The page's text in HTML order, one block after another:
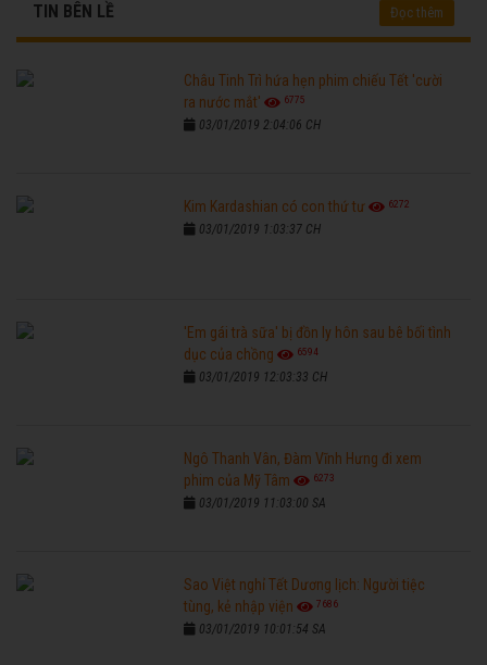
TIN BÊN LỀ Đọc thêm
Châu Tinh Trì hứa hẹn phim chiếu Tết 'cười
ra nước mắt'
6775
03/01/2019 2:04:06 CH
Kim Kardashian có con thứ tư 6272
03/01/2019 1:03:37 CH
'Em gái trà sữa' bị đồn ly hôn sau bê bối tình
dục của chồng
6594
03/01/2019 12:03:33 CH
Ngô Thanh Vân, Đàm Vĩnh Hưng đi xem
phim của Mỹ Tâm
6273
03/01/2019 11:03:00 SA
Sao Việt nghỉ Tết Dương lịch: Người tiệc
tùng, kẻ nhập viện
7686
03/01/2019 10:01:54 SA